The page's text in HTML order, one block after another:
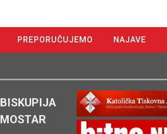
PREPORUČUJEMO
NAJAVE
BISKUPIJA
MOSTAR